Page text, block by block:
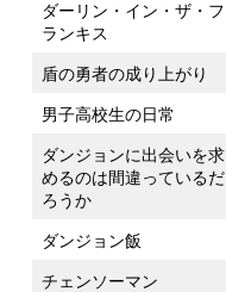
ダーリン・イン・ザ・フ
ランキス
盾の勇者の成り上がり
男子高校生の日常
ダンジョンに出会いを求
めるのは間違っているだ
ろうか
ダンジョン飯
チェンソーマン